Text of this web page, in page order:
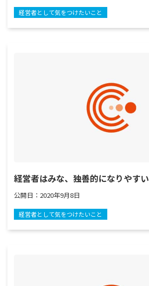
経営者として気をつけたいこと
経営者はみな、独善的になりやすい
公開日： 2020年9月8日
経営者として気をつけたいこと